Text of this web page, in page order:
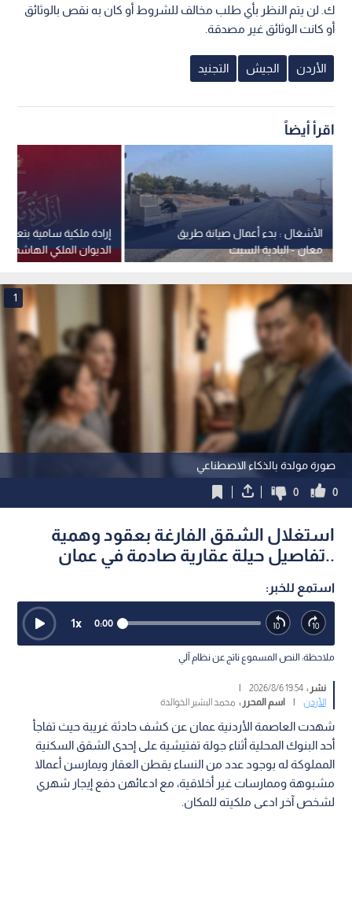
‌ك. لن يتم النظر بأي طلب مخالف للشروط أو كان به نقص بالوثائق
أو كانت الوثائق غير مصدقة.
الأردن الجيش التجنيد
اقرأ أيضاً
إرادة ملكية سامية
الديوان الملكي
جلالة الملك عضوين
القومي
الأشغال : بدء أعمال صيانة طريق
معان - البادية السبت
صورة مولدة بالذكاء الاصطناعي
1
0
0
استغلال الشقق الفارغة بعقود وهمية
..تفاصيل حيلة عقارية صادمة في عمان
استمع للخبر:
0:00
1x
ملاحظة: النص المسموع ناتج عن نظام آلي
نشر :19:54 2026/8/6
|
الأردن
| اسم المحرر : محمد البشير الخوالدة
شهدت العاصمة الأردنية عمان عن كشف حادثة غريبة حيث تفاجأ
أحد البنوك المحلية أثناء جولة تفتيشية على إحدى الشقق السكنية
المملوكة له بوجود عدد من النساء يقطن العقار ويمارسن أعمالا
مشبوهة وممارسات غير أخلاقية، مع ادعائهن دفع إيجار شهري
لشخص آخر ادعى ملكيته للمكان.